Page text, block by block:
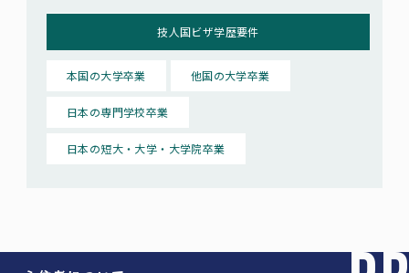
技人国ビザ学歴要件
本国の大学卒業 他国の大学卒業
日本の専門学校卒業
日本の短大・大学・大学院卒業